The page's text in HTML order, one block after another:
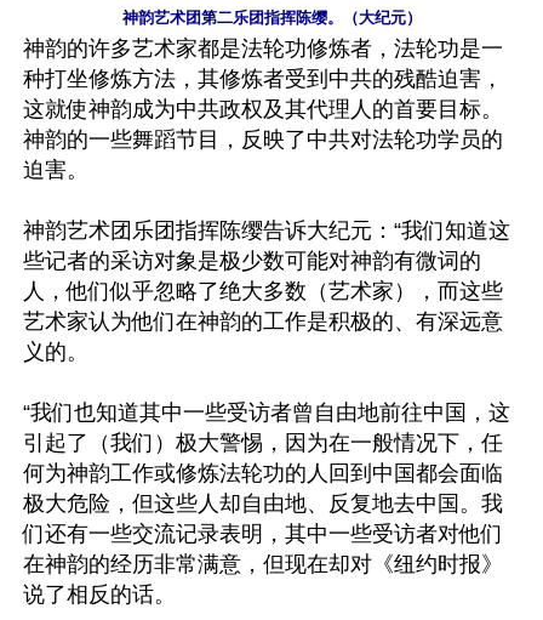
神韵艺术团第二乐团指挥陈缨。（大纪元）
神韵的许多艺术家都是法轮功修炼者，法轮功是一
种打坐修炼方法，其修炼者受到中共的残酷迫害，
这就使神韵成为中共政权及其代理人的首要目标。
神韵的一些舞蹈节目，反映了中共对法轮功学员的
迫害。
神韵艺术团乐团指挥陈缨告诉大纪元：“我们知道这
些记者的采访对象是极少数可能对神韵有微词的
人，他们似乎忽略了绝大多数（艺术家），而这些
艺术家认为他们在神韵的工作是积极的、有深远意
义的。
“我们也知道其中一些受访者曾自由地前往中国，这
引起了（我们）极大警惕，因为在一般情况下，任
何为神韵工作或修炼法轮功的人回到中国都会面临
极大危险，但这些人却自由地、反复地去中国。我
们还有一些交流记录表明，其中一些受访者对他们
在神韵的经历非常满意，但现在却对《纽约时报》
说了相反的话。